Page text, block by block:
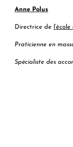
Anne Polus
Directrice de
Praticienne en
Spécialiste des